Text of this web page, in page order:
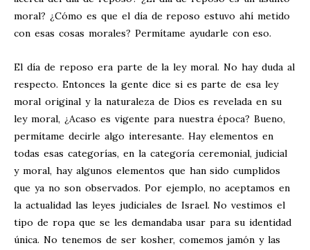
moral? ¿Cómo es que el día de reposo estuvo ahí metido
con esas cosas morales? Permítame ayudarle con eso.
El día de reposo era parte de la ley moral. No hay duda al
respecto. Entonces la gente dice si es parte de esa ley
moral original y la naturaleza de Dios es revelada en su
ley moral, ¿Acaso es vigente para nuestra época? Bueno,
permítame decirle algo interesante. Hay elementos en
todas esas categorías, en la categoría ceremonial, judicial
y moral, hay algunos elementos que han sido cumplidos
que ya no son observados. Por ejemplo, no aceptamos en
la actualidad las leyes judiciales de Israel. No vestimos el
tipo de ropa que se les demandaba usar para su identidad
única. No tenemos de ser kosher, comemos jamón y las